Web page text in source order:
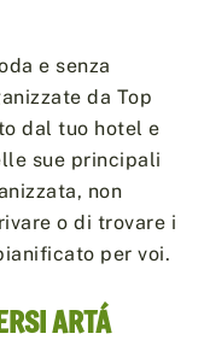
e senza
da Top
dal tuo hotel e
sue principali
non
o di trovare i
per voi.
ARTÁ